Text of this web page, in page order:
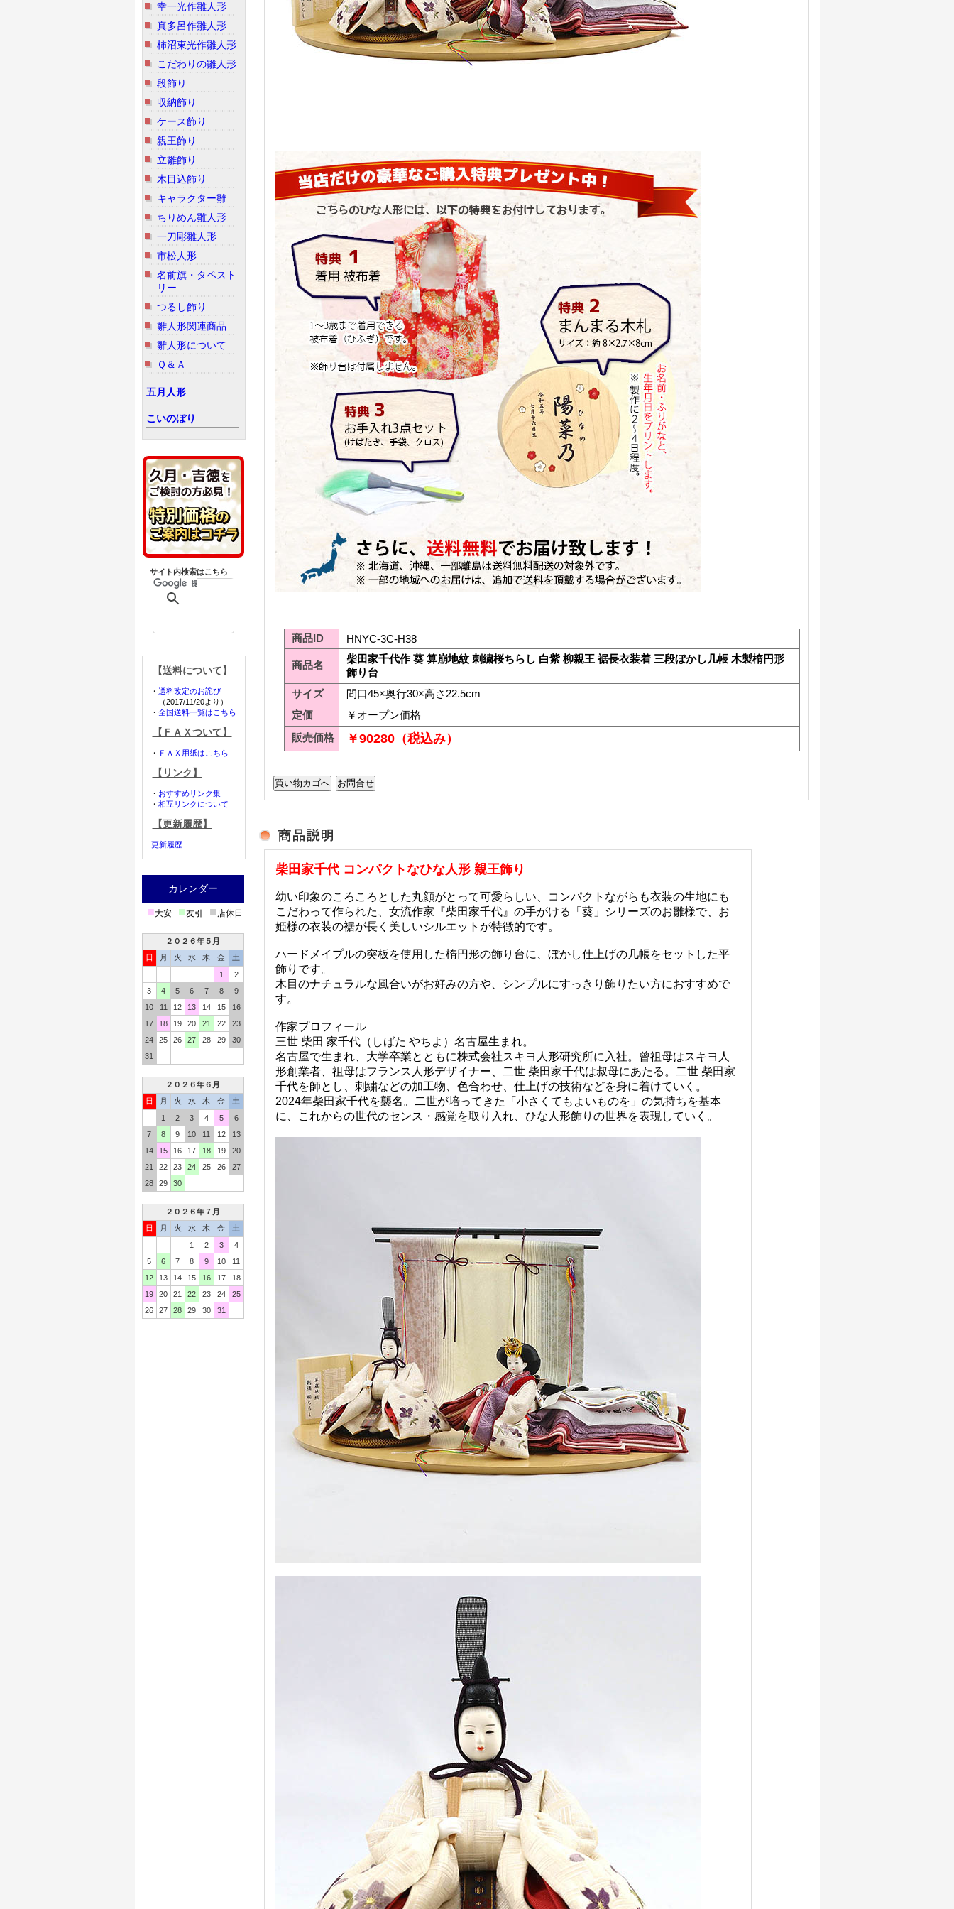
幸一光作雛人形
真多呂作雛人形
柿沼東光作雛人形
こだわりの雛人形
段飾り
収納飾り
ケース飾り
親王飾り
立雛飾り
木目込飾り
キャラクター雛
ちりめん雛人形
一刀彫雛人形
市松人形
名前旗・タペスト
リー
つるし飾り
雛人形関連商品
雛人形について
Ｑ＆Ａ
五月人形
こいのぼり
サイト内検索はこちら
【送料について】
・ 送料改定のお詫び
（2017/11/20より）
・ 全国送料一覧はこちら
【ＦＡＸついて】
・ ＦＡＸ用紙はこちら
【リンク】
・ おすすめリンク集
・ 相互リンクについて
【更新履歴】
更新履歴
カレンダー
■大安 ■友引 ■店休日
２０２６年５月
日
月 火 水 木 金
土
1
2
3
4 5 6 7 8
9
10
11 12 13 14 15
16
17
18 19 20 21 22
23
24
25 26 27 28 29
30
31
２０２６年６月
日
月 火 水 木 金
土
1
2 3 4 5
6
7
8 9 10 11 12
13
14
15 16 17 18 19
20
21
22 23 24 25 26
27
28
29 30
２０２６年７月
日
月 火 水 木 金
土
1
2 3
4
5
6 7 8 9 10
11
12
13 14 15 16 17
18
19
20 21 22 23 24
25
26
27 28 29 30 31
商品ID HNYC-3C-H38
商品名
柴田家千代作 葵 算崩地紋 刺繍桜ちらし 白紫 柳親王 裾長衣装着 三段ぼかし几帳 木製楕円形
飾り台
サイズ
間口45×奥行30×高さ22.5cm
定価
￥オープン価格
販売価格
￥90280（税込み）
柴田家千代 コンパクトなひな人形 親王飾り
幼い印象のころころとした丸顔がとって可愛らしい、コンパクトながらも衣装の生地にも
こだわって作られた、女流作家『柴田家千代』の手がける「葵」シリーズのお雛様で、お
姫様の衣装の裾が長く美しいシルエットが特徴的です。
ハードメイプルの突板を使用した楕円形の飾り台に、ぼかし仕上げの几帳をセットした平
飾りです。
木目のナチュラルな風合いがお好みの方や、シンプルにすっきり飾りたい方におすすめで
す。
作家プロフィール
三世 柴田 家千代（しばた やちよ）名古屋生まれ。
名古屋で生まれ、大学卒業とともに株式会社スキヨ人形研究所に入社。曾祖母はスキヨ人
形創業者、祖母はフランス人形デザイナー、二世 柴田家千代は叔母にあたる。二世 柴田家
千代を師とし、刺繍などの加工物、色合わせ、仕上げの技術などを身に着けていく。
2024年柴田家千代を襲名。二世が培ってきた「小さくてもよいものを」の気持ちを基本
に、これからの世代のセンス・感覚を取り入れ、ひな人形飾りの世界を表現していく。